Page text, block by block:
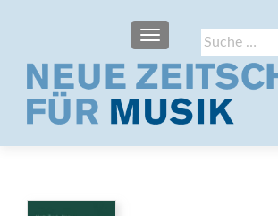
Suche
nach:
SCHALTE NAVIGATION